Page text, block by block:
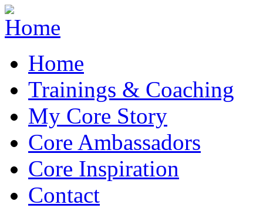
Skip to navigation
Overslaan en naar de inhoud gaan
Home
Trainings & Coaching
My Core Story
Core Ambassadors
Core Inspiration
Contact